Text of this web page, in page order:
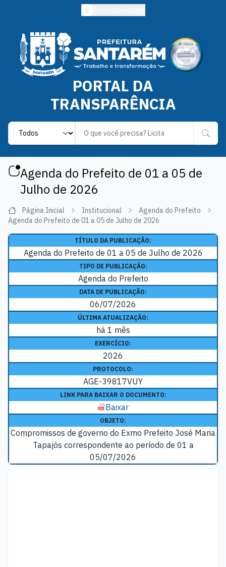
PORTAL DA
TRANSPARÊNCIA
Label
Agenda do Prefeito de 01 a 05 de
Julho de 2026
Página Inicial Institucional
Agenda do Prefeito
Agenda do Prefeito de 01 a 05 de Julho de 2026
TÍTULO DA PUBLICAÇÃO:
Agenda do Prefeito de 01 a 05 de Julho de 2026
TIPO DE PUBLICAÇÃO:
Agenda do Prefeito
DATA DE PUBLICAÇÃO:
06/07/2026
ÚLTIMA ATUALIZAÇÃO:
há 1 mês
EXERCÍCIO:
2026
PROTOCOLO:
AGE-39817VUY
LINK PARA BAIXAR O DOCUMENTO:
Baixar
OBJETO:
Compromissos de governo do Exmo Prefeito José Maria
Tapajós correspondente ao período de 01 a
05/07/2026